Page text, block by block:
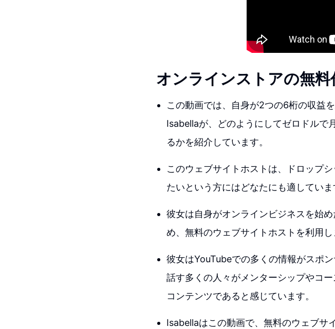
オンラインストアの無料
この動画では、自身が2つの6桁の収益
Isabellaが、どのようにしてゼロドルで
るかを紹介しています。
このウェブサイトホストは、ドロップ
たいという方にはどなたにも適していま
彼女は自身がオンラインビジネスを始
め、無料のウェブサイトホストを利用し
彼女はYouTubeでの多くの情報がスポ
話す多くの人々がメンターシップやコ
コンテンツであると感じています。
Isabellaはこの動画で、無料のウェブサ